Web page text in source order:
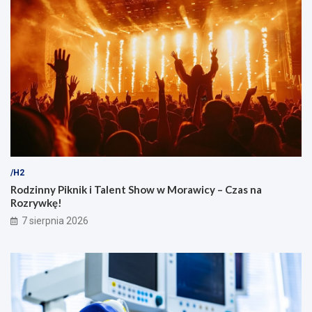
/H2
Rodzinny Piknik i Talent Show w Morawicy – Czas na
Rozrywkę!
7 sierpnia 2026